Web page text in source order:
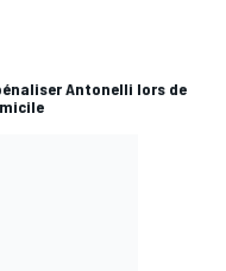
Antonelli lors de